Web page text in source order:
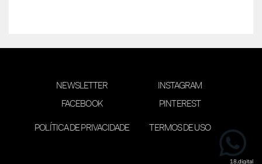
NEWSLETTER INSTAGRAM
FACEBOOK PINTEREST
POLÍTICA DE PRIVACIDADE TERMOS DE USO
18.digital